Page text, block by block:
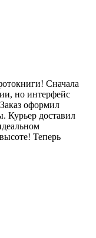
Сначала
но интерфейс
оформил
Курьер доставил
Теперь